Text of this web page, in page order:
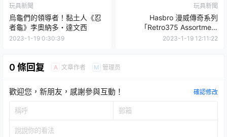
玩具新聞
烏龜們的領導者！黏土人《忍
者龜》李奧納多・達文西
2023-1-19 0:30:39
玩具新聞
Hasbro 漫威傳奇系列
「Retro375 Assortment
Collection」吊卡玩具 末日博
2023-1-19 12:11:22
0 條回复 A 文章作者 M 管理员
歡迎您，新朋友，感謝參與互動！ 確認修改